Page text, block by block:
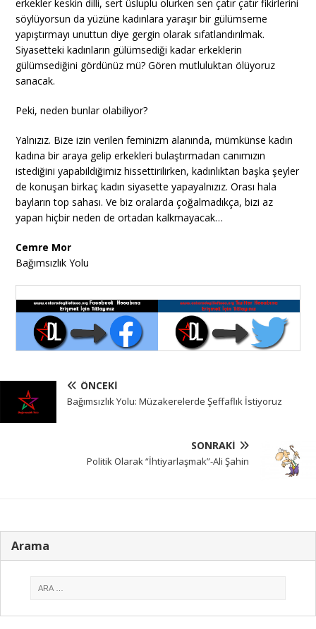
erkekler keskin dilli, sert üsluplu olurken sen çatır çatır fikirlerini
söylüyorsun da yüzüne kadınlara yaraşır bir gülümseme
yapıştırmayı unuttun diye gergin olarak sıfatlandırılmak.
Siyasetteki kadınların gülümsediği kadar erkeklerin
gülümsediğini gördünüz mü? Gören mutluluktan ölüyoruz
sanacak.
Peki, neden bunlar olabiliyor?
Yalnızız. Bize izin verilen feminizm alanında, mümkünse kadın
kadına bir araya gelip erkekleri bulaştırmadan canımızın
istediğini yapabildiğimiz hissettirilirken, kadınlıktan başka şeyler
de konuşan birkaç kadın siyasette yapayalnızız. Orası hala
bayların top sahası. Ve biz oralarda çoğalmadıkça, bizi az
yapan hiçbir neden de ortadan kalkmayacak…
Cemre Mor
Bağımsızlık Yolu
ÖNCEKI
Bağımsızlık Yolu: Müzakerelerde Şeffaflık İstiyoruz
SONRAKI
Politik Olarak “İhtiyarlaşmak”-Ali Şahin
Arama